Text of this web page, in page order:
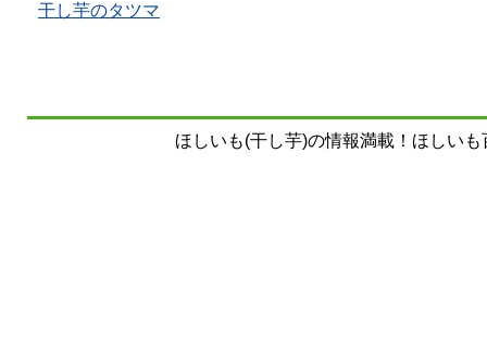
干し芋のタツマ
ほしいも(干し芋)の情報満載！ほしい